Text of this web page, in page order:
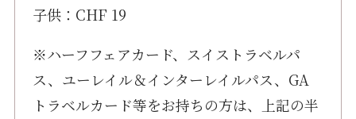
子供：CHF 19
※ハーフフェアカード、スイストラベルパ
ス、ユーレイル＆インターレイルパス、GA
トラベルカード等をお持ちの方は、上記の半